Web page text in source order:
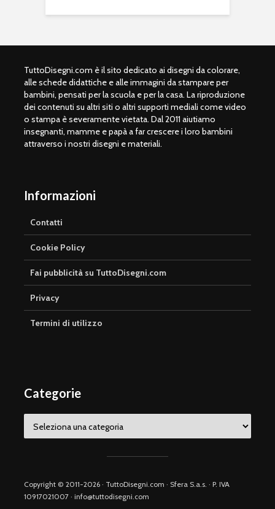
TuttoDisegni.com è il sito dedicato ai disegni da colorare,
alle schede didattiche e alle immagini da stampare per
bambini, pensati per la scuola e per la casa. La riproduzione
dei contenuti su altri siti o altri supporti mediali come video
o stampa è severamente vietata. Dal 2011 aiutiamo
insegnanti, mamme e papà a far crescere i loro bambini
attraverso i nostri disegni e materiali.
Informazioni
Contatti
Cookie Policy
Fai pubblicità su TuttoDisegni.com
Privacy
Termini di utilizzo
Categorie
Copyright © 2011-2026 · TuttoDisegni.com · Sfera S.a.s. · P. IVA
10917021007 · info@tuttodisegni.com